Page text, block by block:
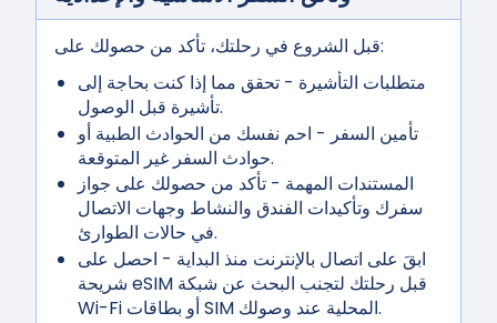
قبل الشروع في رحلتك، تأكد من حصولك على:
متطلبات التأشيرة - تحقق مما إذا كنت بحاجة إلى
تأشيرة قبل الوصول.
تأمين السفر - احم نفسك من الحوادث الطبية أو
حوادث السفر غير المتوقعة.
المستندات المهمة - تأكد من حصولك على جواز
سفرك وتأكيدات الفندق والنشاط وجهات الاتصال
في حالات الطوارئ.
ابقَ على اتصال بالإنترنت منذ البداية - احصل على
شريحة eSIM قبل رحلتك لتجنب البحث عن شبكة
Wi-Fi أو بطاقات SIM المحلية عند وصولك.